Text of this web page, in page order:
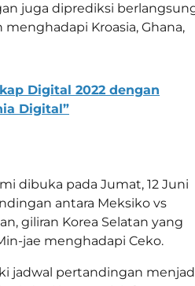
juga diprediksi
Kroasia, Ghana,
Digital 2022 dengan
Digital”
dibuka pada Jumat, 12 Juni
antara Meksiko vs
giliran Korea Selatan yang
jae menghadapi Ceko.
jadwal pertandingan